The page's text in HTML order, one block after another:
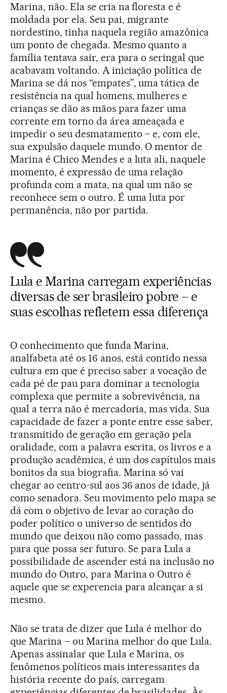
Marina, não. Ela se cria na floresta e é
moldada por ela. Seu pai, migrante
nordestino, tinha naquela região amazônica
um ponto de chegada. Mesmo quanto a
família tentava sair, era para o seringal que
acabavam voltando. A iniciação política de
Marina se dá nos “empates”, uma tática de
resistência na qual homens, mulheres e
crianças se dão as mãos para fazer uma
corrente em torno da área ameaçada e
impedir o seu desmatamento – e, com ele,
sua expulsão daquele mundo. O mentor de
Marina é Chico Mendes e a luta ali, naquele
momento, é expressão de uma relação
profunda com a mata, na qual um não se
reconhece sem o outro. É uma luta por
permanência, não por partida.
Lula e Marina carregam experiências
diversas de ser brasileiro pobre – e
suas escolhas refletem essa diferença
O conhecimento que funda Marina,
analfabeta até os 16 anos, está contido nessa
cultura em que é preciso saber a vocação de
cada pé de pau para dominar a tecnologia
complexa que permite a sobrevivência, na
qual a terra não é mercadoria, mas vida. Sua
capacidade de fazer a ponte entre esse saber,
transmitido de geração em geração pela
oralidade, com a palavra escrita, os livros e a
produção acadêmica, é um dos capítulos mais
bonitos da sua biografia. Marina só vai
chegar ao centro-sul aos 36 anos de idade, já
como senadora. Seu movimento pelo mapa se
dá com o objetivo de levar ao coração do
poder político o universo de sentidos do
mundo que deixou não como passado, mas
para que possa ser futuro. Se para Lula a
possibilidade de ascender está na inclusão no
mundo do Outro, para Marina o Outro é
aquele que se experencia para alcançar a si
mesmo.
Não se trata de dizer que Lula é melhor do
que Marina – ou Marina melhor do que Lula.
Apenas assinalar que Lula e Marina, os
fenômenos políticos mais interessantes da
história recente do país, carregam